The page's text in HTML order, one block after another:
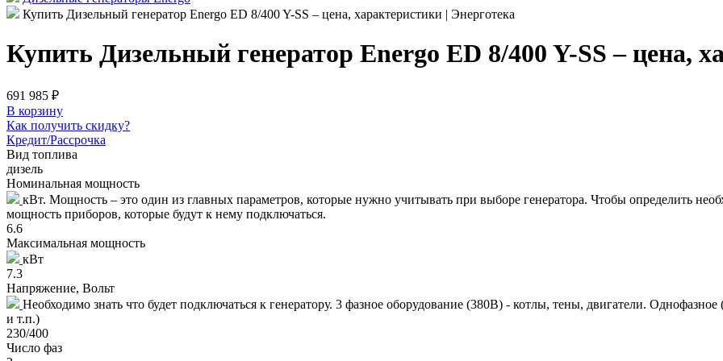
Купить Дизельный генератор Energo ED 8/400 Y-SS – цена, характеристики | Энерготека
Купить Дизельный генератор Energo ED 8/400 Y-SS – цена,
691 985 ₽
В корзину
Как получить скидку?
Кредит/Рассрочка
Вид топлива
дизель
Номинальная мощность
кВт. Мощность – это один из главных параметров, которые нужно учитывать при выборе генератора. Чтобы определить
мощность приборов, которые будут к нему подключаться.
6.6
Максимальная мощность
кВт
7.3
Напряжение, Вольт
Необходимо знать что будет подключаться к генератору. 3 фазное оборудование (380В) - котлы, тены, двигатели.
и т.п.)
230/400
Число фаз